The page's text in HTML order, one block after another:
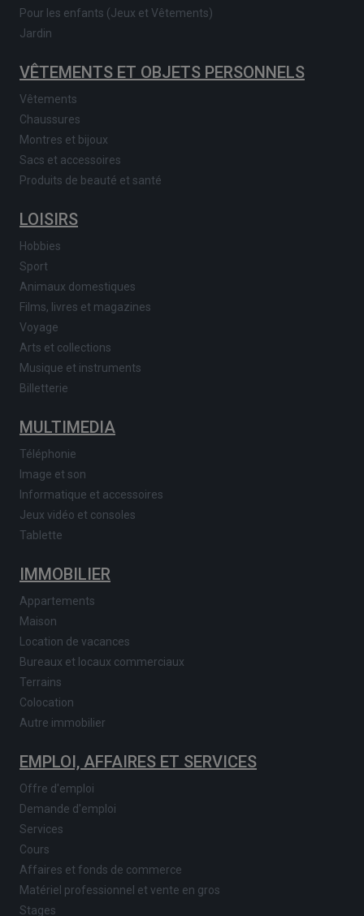
Pour les enfants (Jeux et Vêtements)
Jardin
VÊTEMENTS ET OBJETS PERSONNELS
Vêtements
Chaussures
Montres et bijoux
Sacs et accessoires
Produits de beauté et santé
LOISIRS
Hobbies
Sport
Animaux domestiques
Films, livres et magazines
Voyage
Arts et collections
Musique et instruments
Billetterie
MULTIMEDIA
Téléphonie
Image et son
Informatique et accessoires
Jeux vidéo et consoles
Tablette
IMMOBILIER
Appartements
Maison
Location de vacances
Bureaux et locaux commerciaux
Terrains
Colocation
Autre immobilier
EMPLOI, AFFAIRES ET SERVICES
Offre d'emploi
Demande d'emploi
Services
Cours
Affaires et fonds de commerce
Matériel professionnel et vente en gros
Stages